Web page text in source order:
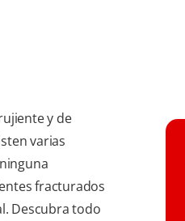
y de
varias
fracturados
Descubra todo